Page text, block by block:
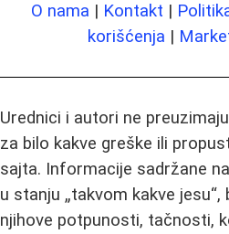
O nama | Kontakt |
korišćenja |
Urednici i autori ne
za bilo kakve greške ili
sajta. Informacije sadržane
u stanju „takvom kakve
njihove potpunosti, tačnosti,